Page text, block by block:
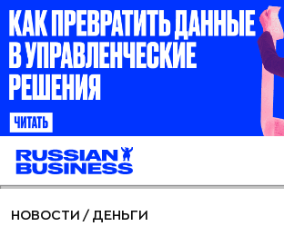
НОВОСТИ / ДЕНЬГИ